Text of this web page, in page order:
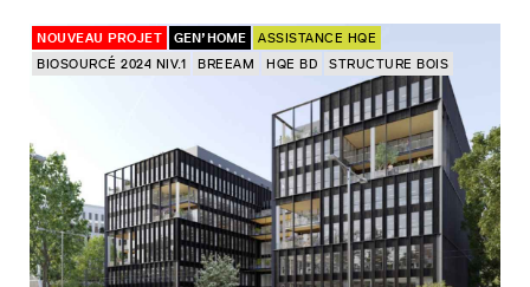
NOUVEAU PROJET GEN’HOME
ASSISTANCE HQE
BIOSOURCÉ 2024 NIV.1
BREEAM HQE BD STRUCTURE BOIS